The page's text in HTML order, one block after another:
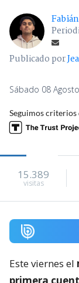
Publicado por
Sábado 08
Seguimos criterios
15.389
visitas
Este viernes el